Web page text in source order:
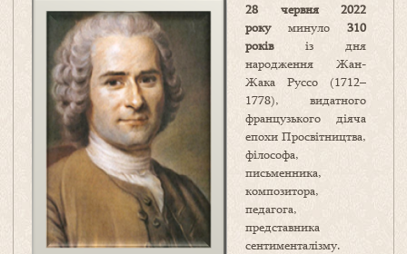
28 червня 2022
рокуминуло 310
роківіз дня
народження Жан-
Жака Руссо (1712–
1778), видатного
французького діяча
епохи Просвітництва,
філософа,
письменника,
композитора,
педагога,
представника
сентименталізму.